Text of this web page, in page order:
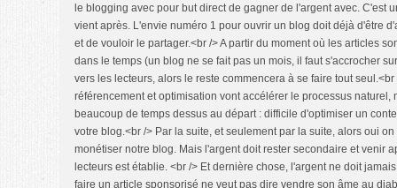
le blogging avec pour but direct de gagner de l'argent avec. C'est
vient après. L'envie numéro 1 pour ouvrir un blog doit déjà d'être
et de vouloir le partager.<br /> A partir du moment où les articles
dans le temps (un blog ne se fait pas un mois, il faut s'accrocher
vers les lecteurs, alors le reste commencera à se faire tout
référencement et optimisation vont accélérer le processus naturel,
beaucoup de temps dessus au départ : difficile d'optimiser un
votre blog.<br /> Par la suite, et seulement par la suite, alors oui
monétiser notre blog. Mais l'argent doit rester secondaire et venir
lecteurs est établie. <br /> Et dernière chose, l'argent ne doit
faire un article sponsorisé ne veut pas dire vendre son âme au